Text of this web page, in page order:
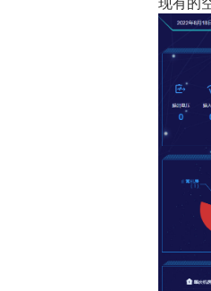
现有的